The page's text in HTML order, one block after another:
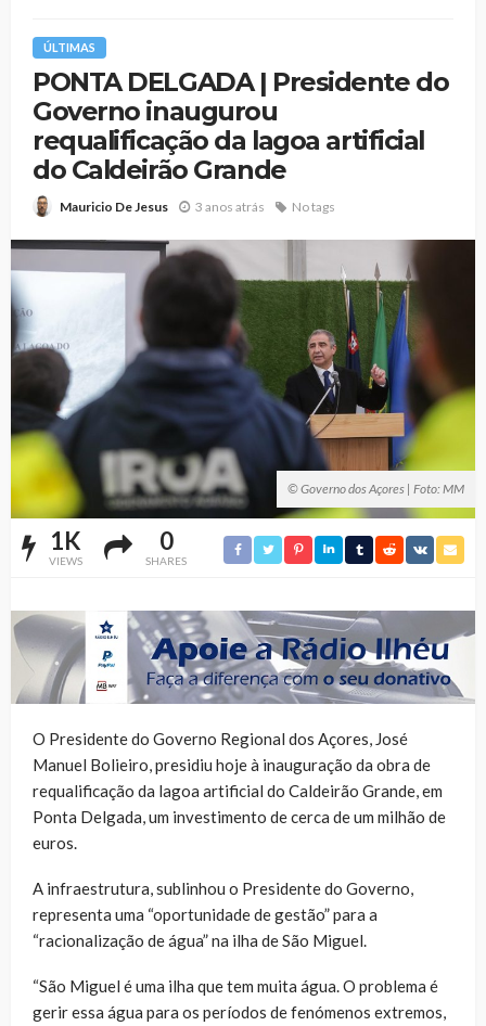
ÚLTIMAS
PONTA DELGADA | Presidente do
Governo inaugurou
requalificação da lagoa artificial
do Caldeirão Grande
Mauricio De Jesus 3 anos atrás No tags
© Governo dos Açores | Foto: MM
1K
VIEWS
0
SHARES
O Presidente do Governo Regional dos Açores, José
Manuel Bolieiro, presidiu hoje à inauguração da obra de
requalificação da lagoa artificial do Caldeirão Grande, em
Ponta Delgada, um investimento de cerca de um milhão de
euros.
A infraestrutura, sublinhou o Presidente do Governo,
representa uma “oportunidade de gestão” para a
“racionalização de água” na ilha de São Miguel.
“São Miguel é uma ilha que tem muita água. O problema é
gerir essa água para os períodos de fenómenos extremos,